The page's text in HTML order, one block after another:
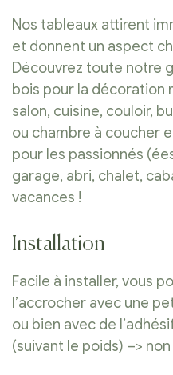
Nos tableaux attirent
et donnent un aspect
Découvrez toute notre
bois pour la décoration
salon, cuisine, couloir,
ou chambre à coucher
pour les passionnés
garage, abri, chalet,
vacances !
Installation
Facile à installer, vous
l’accrocher avec une
ou bien avec de
(suivant le poids) –>